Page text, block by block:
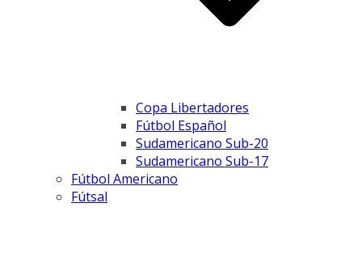
Copa Libertadores
Fútbol Español
Sudamericano Sub-20
Sudamericano Sub-17
Fútbol Americano
Fútsal